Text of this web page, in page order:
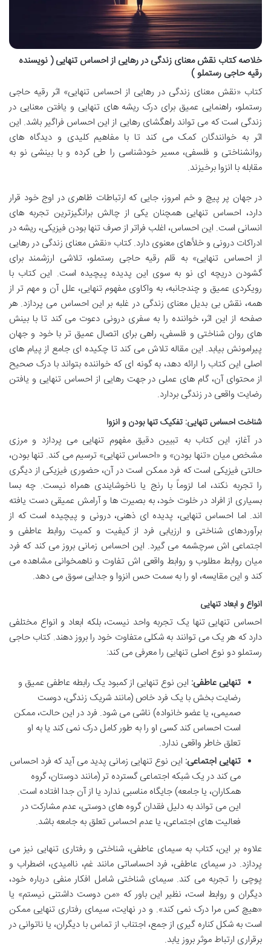
خلاصه کتاب نقش معنای زندگی در رهایی از احساس تنهایی ( نویسنده
رقیه حاجی رستملو )
کتاب «نقش معنای زندگی در رهایی از احساس تنهایی» اثر رقیه حاجی
رستملو، راهنمایی عمیق برای درک ریشه های تنهایی و یافتن معنایی در
زندگی است که می تواند راهگشای رهایی از این احساس فراگیر باشد. این
اثر به خوانندگان کمک می کند تا با مفاهیم کلیدی و دیدگاه های
روانشناختی و فلسفی، مسیر خودشناسی را طی کرده و با بینشی نو به
مقابله با انزوا برخیزند.
در جهان پر پیچ و خم امروز، جایی که ارتباطات ظاهری در اوج خود قرار
دارد، احساس تنهایی همچنان یکی از چالش برانگیزترین تجربه های
انسانی است. این احساس، اغلب فراتر از صرف تنها بودن فیزیکی، ریشه در
ادراکات درونی و خلأهای معنوی دارد. کتاب «نقش معنای زندگی در رهایی
از احساس تنهایی» به قلم رقیه حاجی رستملو، تلاشی ارزشمند برای
گشودن دریچه ای نو به سوی این پدیده پیچیده است. این کتاب با
رویکردی عمیق و چندجانبه، به واکاوی مفهوم تنهایی، علل آن و مهم تر از
همه، نقش بی بدیل معنای زندگی در غلبه بر این احساس می پردازد. هر
صفحه از این اثر، خواننده را به سفری درونی دعوت می کند تا با بینش
های روان شناختی و فلسفی، راهی برای اتصال عمیق تر با خود و جهان
پیرامونش بیابد. این مقاله تلاش می کند تا چکیده ای جامع از پیام های
اصلی این کتاب را ارائه دهد، به گونه ای که خواننده بتواند با درک صحیح
از محتوای آن، گام های عملی در جهت رهایی از احساس تنهایی و یافتن
رضایت واقعی در زندگی بردارد.
شناخت احساس تنهایی: تفکیک تنها بودن و انزوا
در آغاز، این کتاب به تبیین دقیق مفهوم تنهایی می پردازد و مرزی
مشخص میان «تنها بودن» و «احساس تنهایی» ترسیم می کند. تنها بودن،
حالتی فیزیکی است که فرد ممکن است در آن، حضوری فیزیکی از دیگری
را تجربه نکند، اما لزوماً با رنج یا ناخوشایندی همراه نیست. چه بسا
بسیاری از افراد در خلوت خود، به بصیرت ها و آرامش عمیقی دست یافته
اند. اما احساس تنهایی، پدیده ای ذهنی، درونی و پیچیده است که از
برآوردهای شناختی و ارزیابی فرد از کیفیت و کمیت روابط عاطفی و
اجتماعی اش سرچشمه می گیرد. این احساس زمانی بروز می کند که فرد
میان روابط مطلوب و روابط واقعی اش تفاوت و ناهمخوانی مشاهده می
کند و این مقایسه، او را به سمت حس انزوا و جدایی سوق می دهد.
انواع و ابعاد تنهایی
احساس تنهایی تنها یک تجربه واحد نیست، بلکه ابعاد و انواع مختلفی
دارد که هر یک می توانند به شکلی متفاوت خود را بروز دهند. کتاب حاجی
رستملو دو نوع اصلی تنهایی را معرفی می کند:
تنهایی عاطفی: این نوع تنهایی از کمبود یک رابطه عاطفی عمیق و
رضایت بخش با یک فرد خاص (مانند شریک زندگی، دوست
صمیمی، یا عضو خانواده) ناشی می شود. فرد در این حالت، ممکن
است احساس کند کسی او را به طور کامل درک نمی کند یا به او
تعلق خاطر واقعی ندارد.
تنهایی اجتماعی: این نوع تنهایی زمانی پدید می آید که فرد احساس
می کند در یک شبکه اجتماعی گسترده تر (مانند دوستان، گروه
همکاران، یا جامعه) جایگاه مناسبی ندارد یا از آن جدا افتاده است.
این می تواند به دلیل فقدان گروه های دوستی، عدم مشارکت در
فعالیت های اجتماعی، یا عدم احساس تعلق به جامعه باشد.
علاوه بر این، کتاب به سیمای عاطفی، شناختی و رفتاری تنهایی نیز می
پردازد. در سیمای عاطفی، فرد احساساتی مانند غم، ناامیدی، اضطراب و
پوچی را تجربه می کند. سیمای شناختی شامل افکار منفی درباره خود،
دیگران و روابط است، نظیر این باور که «من دوست داشتنی نیستم» یا
«هیچ کس مرا درک نمی کند». و در نهایت، سیمای رفتاری تنهایی ممکن
است به شکل کناره گیری از جمع، اجتناب از تماس با دیگران، یا ناتوانی در
برقراری ارتباط موثر بروز یابد.